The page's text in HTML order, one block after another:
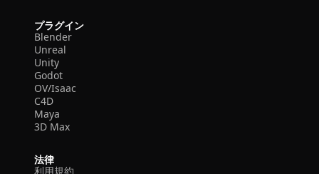
プラグイン
Blender
Unreal
Unity
Godot
OV/Isaac
C4D
Maya
3D Max
法律
利用規約